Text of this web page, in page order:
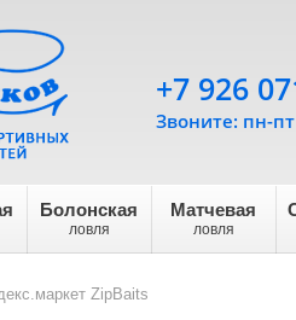
Болонская
ловля
Матчевая
ловля
+7 926
Звоните: пн-
ZipBaits